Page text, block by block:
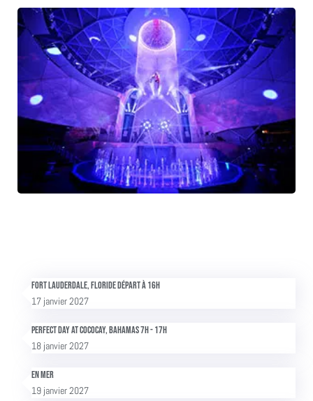
Fort Lauderdale, Floride Départ à 16h
17 janvier 2027
Perfect Day at Cococay, Bahamas 7h - 17h
18 janvier 2027
En mer
19 janvier 2027